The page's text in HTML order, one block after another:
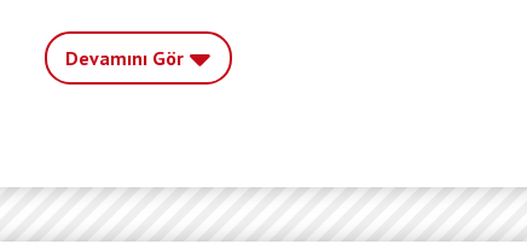
vatandaşın ödediği vergilerin nerelere gittiğine dair
Devamını Gör